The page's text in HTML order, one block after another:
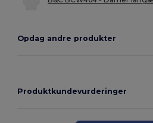
Opdag andre produkter
Produktkundevurderinger